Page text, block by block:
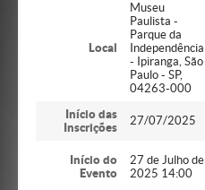
Local
Museu
Paulista -
Parque da
Independência
- Ipiranga, São
Paulo - SP,
04263-000
Início das
Inscrições
27/07/2025
Início do
Evento
27 de Julho de
2025 14:00